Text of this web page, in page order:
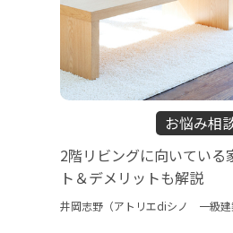
お悩み相
2階リビングに向いている
ト＆デメリットも解説
井岡志野（アトリエdiシノ 一級建